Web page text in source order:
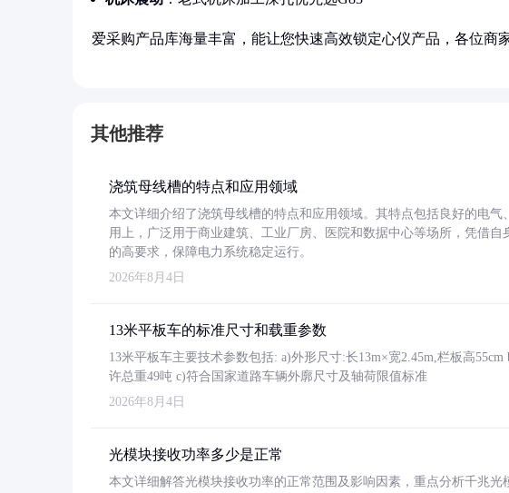
爱采购产品库海量丰富，能让您快速高效锁定心仪产品，各位商
其他推荐
浇筑母线槽的特点和应用领域
本文详细介绍了浇筑母线槽的特点和应用领域。其特点包括良好的电气
用上，广泛用于商业建筑、工业厂房、医院和数据中心等场所，凭借自
的高要求，保障电力系统稳定运行。
2026年8月4日
13米平板车的标准尺寸和载重参数
13米平板车主要技术参数包括: a)外形尺寸:长13m×宽2.45m,栏板高
许总重49吨 c)符合国家道路车辆外廓尺寸及轴荷限值标准
2026年8月4日
光模块接收功率多少是正常
本文详细解答光模块接收功率的正常范围及影响因素，重点分析千兆光